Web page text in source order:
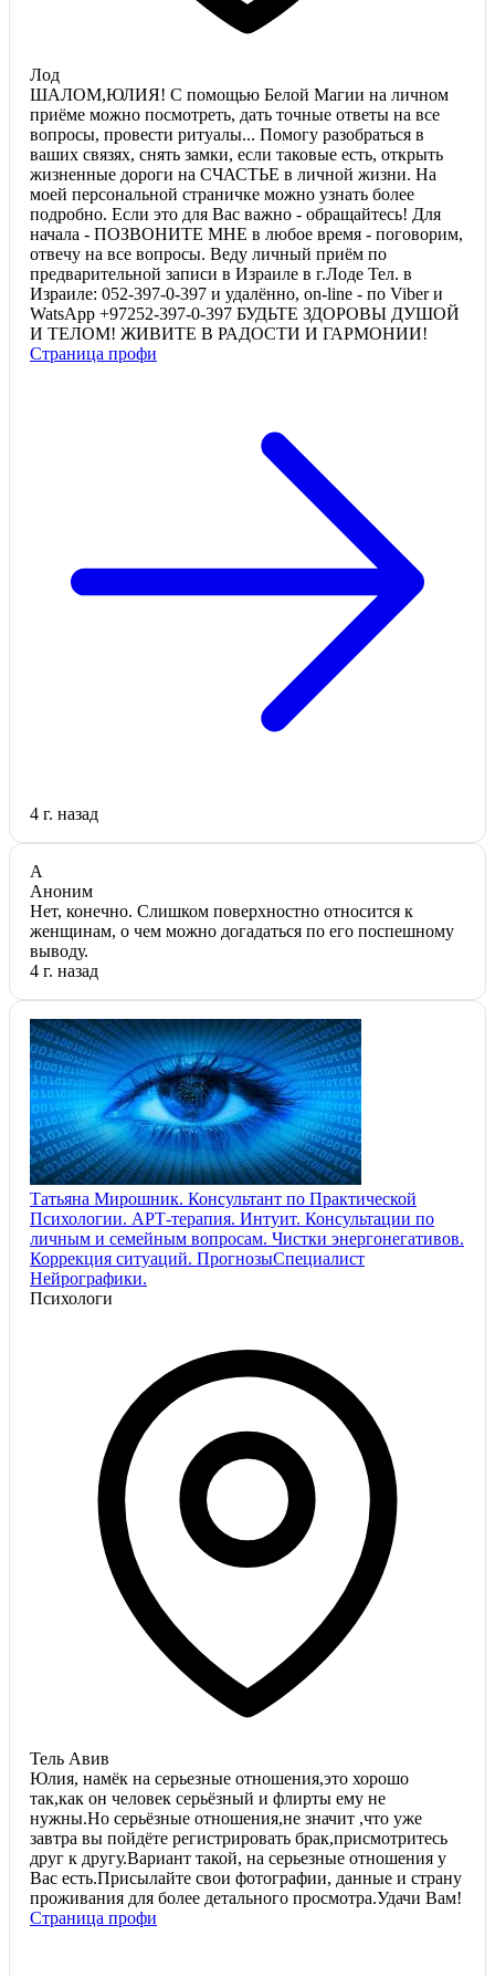
Лод
ШАЛОМ,ЮЛИЯ! С помощью Белой Магии на личном
приёме можно посмотреть, дать точные ответы на все
вопросы, провести ритуалы... Помогу разобраться в
ваших связях, снять замки, если таковые есть, открыть
жизненные дороги на СЧАСТЬЕ в личной жизни. На
моей персональной страничке можно узнать более
подробно. Если это для Вас важно - обращайтесь! Для
начала - ПОЗВОНИТЕ МНЕ в любое время - поговорим,
отвечу на все вопросы. Веду личный приём по
предварительной записи в Израиле в г.Лоде Тел. в
Израиле: 052-397-0-397 и удалённо, on-line - по Viber и
WatsApp +97252-397-0-397 БУДЬТЕ ЗДОРОВЫ ДУШОЙ
И ТЕЛОМ! ЖИВИТЕ В РАДОСТИ И ГАРМОНИИ!
Страница профи
4 г. назад
А
Аноним
Нет, конечно. Слишком поверхностно относится к
женщинам, о чем можно догадаться по его поспешному
выводу.
4 г. назад
Татьяна Мирошник. Консультант по Практической
Психологии. АРТ-терапия. Интуит. Консультации по
личным и семейным вопросам. Чистки энергонегативов.
Коррекция ситуаций. ПрогнозыСпециалист
Нейрографики.
Психологи
Тель Авив
Юлия, намёк на серьезные отношения,это хорошо
так,как он человек серьёзный и флирты ему не
нужны.Но серьёзные отношения,не значит ,что уже
завтра вы пойдёте регистрировать брак,присмотритесь
друг к другу.Вариант такой, на серьезные отношения у
Вас есть.Присылайте свои фотографии, данные и страну
проживания для более детального просмотра.Удачи Вам!
Страница профи